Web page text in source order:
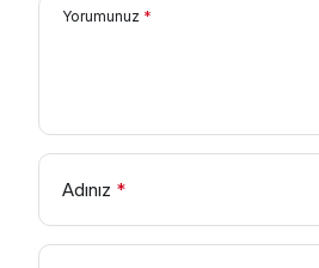
Yorumunuz *
Adınız *